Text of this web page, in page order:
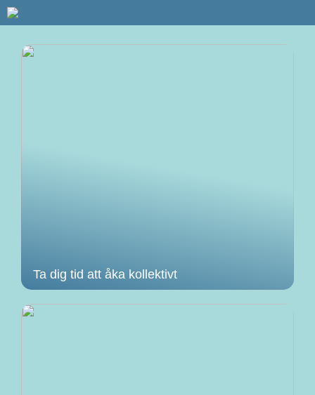
Ta dig tid att åka kollektivt